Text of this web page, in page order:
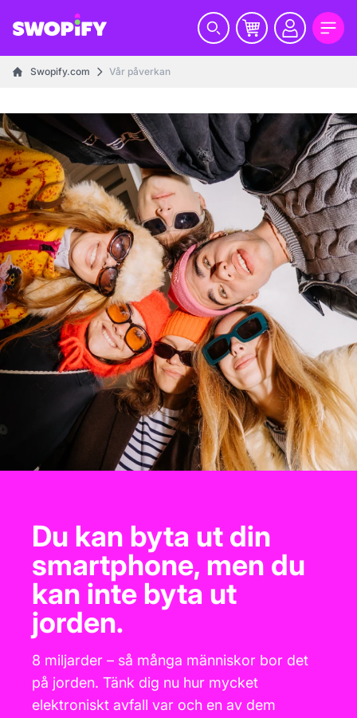
Swopify.com Vår påverkan
Du kan byta ut din
smartphone, men du
kan inte byta ut
jorden.
8 miljarder – så många människor bor det
på jorden. Tänk dig nu hur mycket
elektroniskt avfall var och en av dem